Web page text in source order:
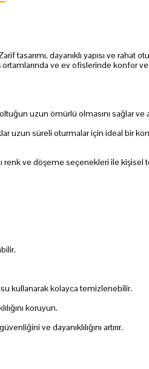
tasarımı, dayanıklı yapısı ve rahat
ortamlarında ve ev ofislerinde konfor
uzun ömürlü olmasını sağlar ve
uzun süreli oturmalar için ideal bir
renk ve döşeme seçenekleri ile
kullanarak kolayca temizlenebilir.
koruyun.
ve dayanıklılığını artırır.